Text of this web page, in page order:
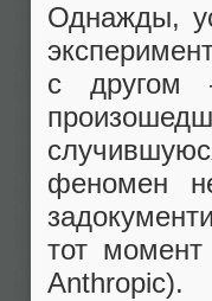
Однажды,
с другом
феномен
тот момент
Anthropic).